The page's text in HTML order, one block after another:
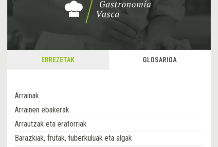
ERREZETAK GLOSARIOA
Arrainak
Arrainen ebakerak
Arrautzak eta eratorriak
Barazkiak, frutak, tuberkuluak eta algak